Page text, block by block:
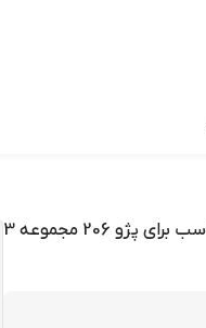
آرم عقب خودرو قطعه سازان کبیر مدل ARM-PUG-205 مناسب برای پژو 206 مجموعه 3